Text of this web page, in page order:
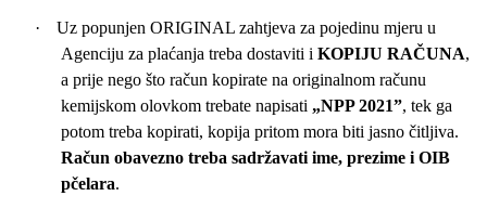
·
Uz popunjen ORIGINAL zahtjeva za pojedinu mjeru u
Agenciju za plaćanja treba dostaviti i KOPIJU RAČUNA,
a prije nego što račun kopirate na originalnom računu
kemijskom olovkom trebate napisati „NPP 2021”, tek ga
potom treba kopirati, kopija pritom mora biti jasno čitljiva.
Račun obavezno treba sadržavati ime, prezime i OIB
pčelara.